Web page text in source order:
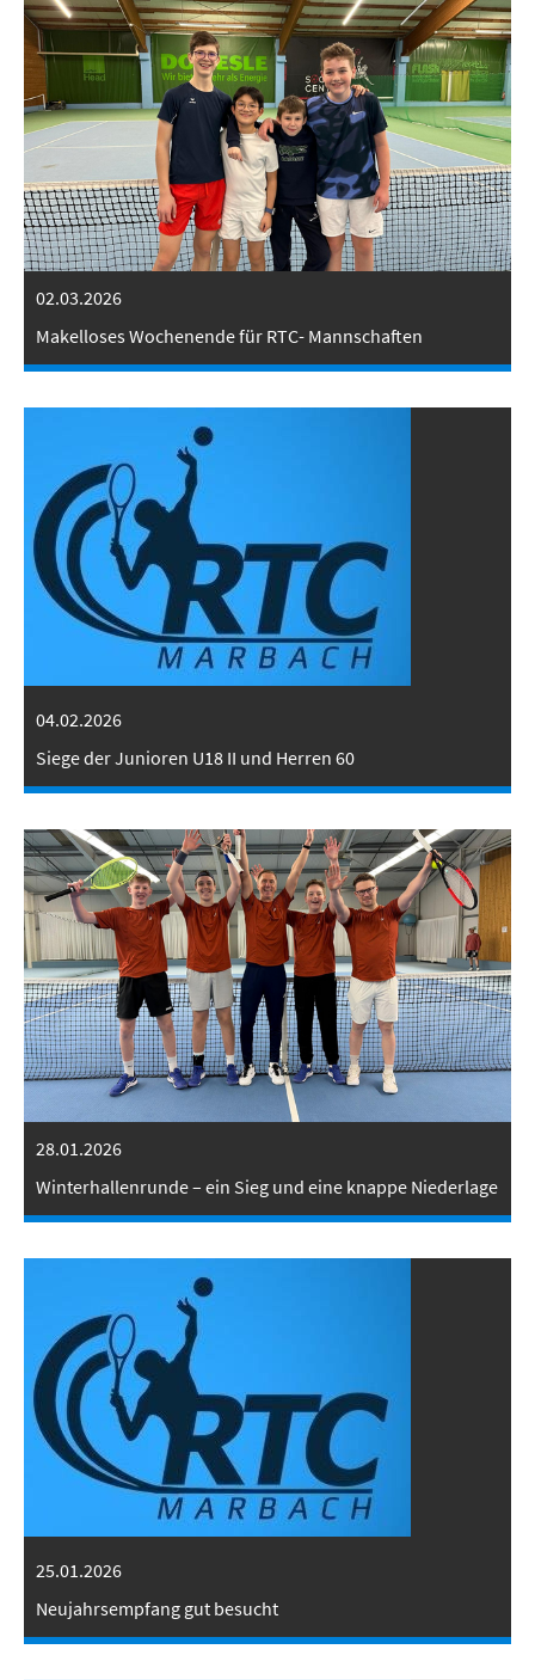
02.03.2026
Makelloses Wochenende für RTC- Mannschaften
04.02.2026
Siege der Junioren U18 II und Herren 60
28.01.2026
Winterhallenrunde – ein Sieg und eine knappe Niederlage
25.01.2026
Neujahrsempfang gut besucht